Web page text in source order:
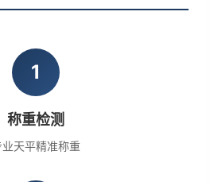
1
称重检测
业天平精准称重